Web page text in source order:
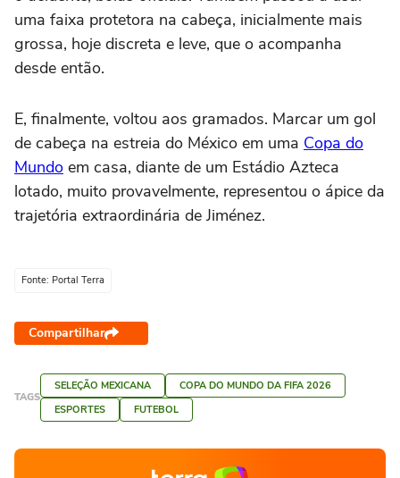
uma faixa protetora na cabeça, inicialmente mais
grossa, hoje discreta e leve, que o acompanha
desde então.
E, finalmente, voltou aos gramados. Marcar um gol
de cabeça na estreia do México em uma Copa do
Mundo em casa, diante de um Estádio Azteca
lotado, muito provavelmente, representou o ápice da
trajetória extraordinária de Jiménez.
Fonte: Portal Terra
Compartilhar
TAGS
SELEÇÃO MEXICANA
COPA DO MUNDO DA FIFA 2026
ESPORTES
FUTEBOL